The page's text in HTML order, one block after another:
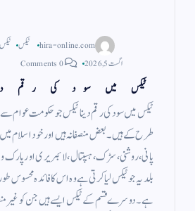
hira-online.com ٹیکس
اگست 5, 2026
0 Comments
ٹیکس میں سود کی رقم
ٹیکس میں سود کی رقم دینا ٹیکس جو حکومت عوام
طرح کے ہیں ۔ بعض منصفانہ ہیں اور خود اسلام
پانی ، روشنی ، سڑک ، ہسپتال ، لائبریری اور
بلدیہ جو ٹیکس لیا کرتی ہے وہ اس کا فائدہ محسوس
ہے ۔ دوسرے قسم کے ٹیکس ایسے ہیں جن کو غیر